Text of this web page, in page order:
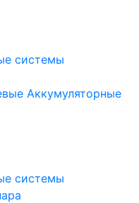
системы
Аккумуляторные
системы